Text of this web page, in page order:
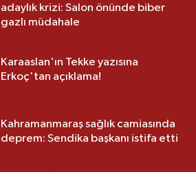
adaylık krizi: Salon önünde biber
gazlı müdahale
Karaaslan'ın Tekke yazısına
Erkoç'tan açıklama!
Kahramanmaraş sağlık camiasında
deprem: Sendika başkanı istifa etti